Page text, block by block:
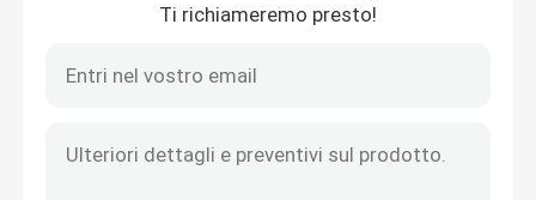
Ti richiameremo presto!